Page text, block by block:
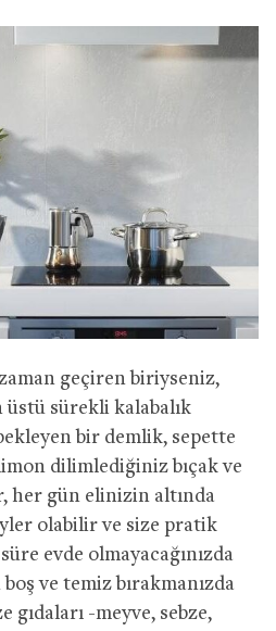
geçiren biriyseniz,
üstü sürekli kalabalık
bir demlik, sepette
dilimlediğiniz bıçak ve
her gün elinizin altında
olabilir ve size pratik
evde olmayacağınızda
ve temiz bırakmanızda
gıdaları -meyve, sebze,